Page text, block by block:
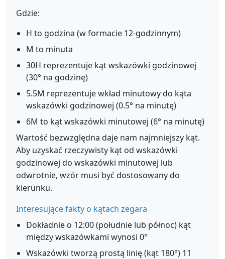
Gdzie:
H to godzina (w formacie 12-godzinnym)
M to minuta
30H reprezentuje kąt wskazówki godzinowej
(30° na godzinę)
5.5M reprezentuje wkład minutowy do kąta
wskazówki godzinowej (0.5° na minutę)
6M to kąt wskazówki minutowej (6° na minutę)
Wartość bezwzględna daje nam najmniejszy kąt.
Aby uzyskać rzeczywisty kąt od wskazówki
godzinowej do wskazówki minutowej lub
odwrotnie, wzór musi być dostosowany do
kierunku.
Interesujące fakty o kątach zegara
Dokładnie o 12:00 (południe lub północ) kąt
między wskazówkami wynosi 0°
Wskazówki tworzą prostą linię (kąt 180°) 11